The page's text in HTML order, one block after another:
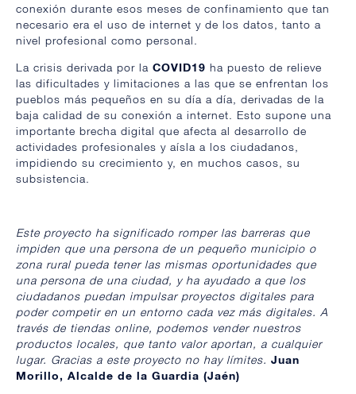
conexión durante esos meses de confinamiento que tan
necesario era el uso de internet y de los datos, tanto a
nivel profesional como personal.
La crisis derivada por la COVID19 ha puesto de relieve
las dificultades y limitaciones a las que se enfrentan los
pueblos más pequeños en su día a día, derivadas de la
baja calidad de su conexión a internet. Esto supone una
importante brecha digital que afecta al desarrollo de
actividades profesionales y aísla a los ciudadanos,
impidiendo su crecimiento y, en muchos casos, su
subsistencia.
Este proyecto ha significado romper las barreras que
impiden que una persona de un pequeño municipio o
zona rural pueda tener las mismas oportunidades que
una persona de una ciudad, y ha ayudado a que los
ciudadanos puedan impulsar proyectos digitales para
poder competir en un entorno cada vez más digitales. A
través de tiendas online, podemos vender nuestros
productos locales, que tanto valor aportan, a cualquier
lugar. Gracias a este proyecto no hay límites. Juan
Morillo, Alcalde de la Guardia (Jaén)